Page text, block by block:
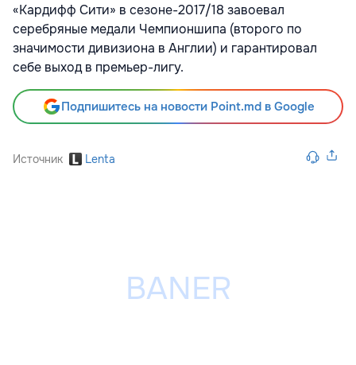
«Кардифф Сити» в сезоне-2017/18 завоевал
серебряные медали Чемпионшипа (второго по
значимости дивизиона в Англии) и гарантировал
себе выход в премьер-лигу.
Подпишитесь на новости Point.md в Google
Источник Lenta